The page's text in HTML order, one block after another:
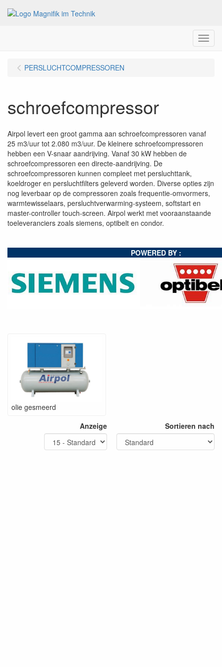
Menu
PERSLUCHTCOMPRESSOREN
schroefcompressor
Airpol levert een groot gamma aan schroefcompressoren vanaf
25 m3/uur tot 2.080 m3/uur. De kleinere schroefcompressoren
hebben een V-snaar aandrijving. Vanaf 30 kW hebben de
schroefcompressoren een directe-aandrijving. De
schroefcompressoren kunnen compleet met persluchttank,
koeldroger en persluchtfilters geleverd worden. Diverse opties zijn
nog leverbaar op de compressoren zoals frequentie-omvormers,
warmtewisselaars, persluchtverwarming-systeem, softstart en
master-controller touch-screen. Airpol werkt met vooraanstaande
toeleveranciers zoals siemens, optibelt en condor.
POWERED BY :
olie gesmeerd
Anzeige
Sortieren nach